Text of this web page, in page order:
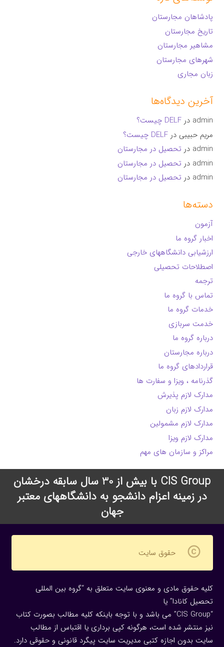
پادشاهان مجارستان
تاریخ مجارستان
مشاهیر مجارستان
شهرهای مجارستان
زبان مجاری
آخرین دیدگاه‌ها
admin درDELF چیست؟
مریم حبیبی درDELF چیست؟
admin در تحصیل در مجارستان
admin در تحصیل در مجارستان
admin در تحصیل در مجارستان
دسته‌ها
آزمون
اخبار گروه ما
ارزشیابی دانشگاههای خارجی
اصطلاحات تحصیلی
ترجمه
تماس با گروه ما
خدمات گروه ما
خدمت سربازی
درباره گروه ما
درباره مجارستان
قراردادهای گروه ما
گذرنامه ، ویزا و سفارت ها
مدارک لازم پذیرش
مدارک لازم زبان
مدارک لازم مشمولین
مدارک لازم ویزا
مراکز و سازمان های مهم
CIS Group با بیش از 30 سال سابقه درخشان
در زمینه اعزام دانشجو به دانشگاههای معتبر
جهان
copyright حقوق سایت
کلیه حقوق مادی و معنوی سایت متعلق به “گروه بین المللی
تحصیل کانادا” یا
“CIS Group” می باشد و با توجه باینکه کلیه مطالب بصورت کتاب
نیز منتشر شده است، هرگونه كپی برداری یا اقتباس از مطالب
سایت بدون اجازه كتبی مدیریت سایت پیگرد قانونی و حقوقی دارد.